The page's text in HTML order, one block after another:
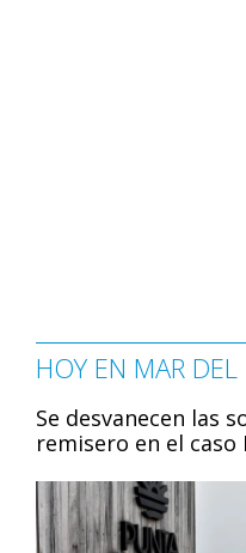
HOY EN MAR DEL
Se desvanecen las
remisero en el caso